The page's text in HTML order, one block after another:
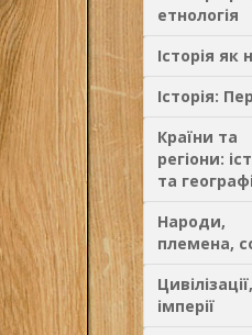
етнологія
Історія як
Історія:
Країни та
регіони:
та
Народи,
племена,
Цивілізації,
імперії